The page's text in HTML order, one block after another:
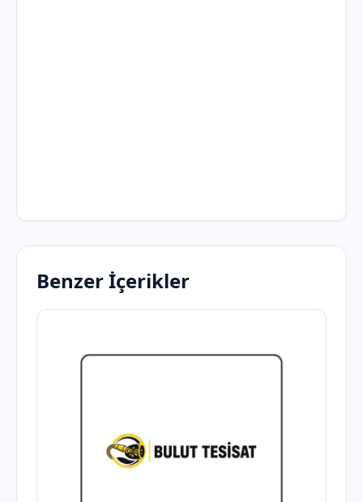
Benzer İçerikler